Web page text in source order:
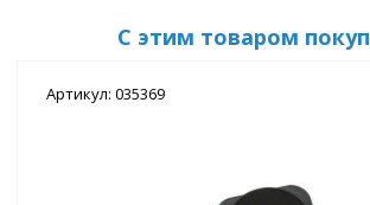
С этим товаром
Артикул: 035369